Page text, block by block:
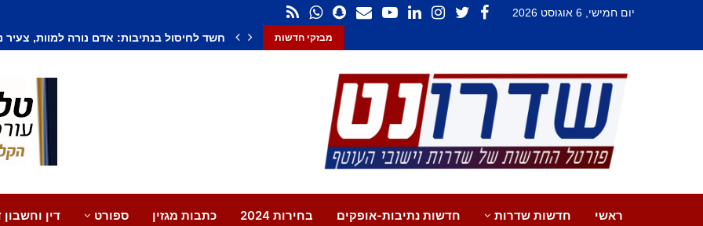
יום חמישי, 6 אוגוסט 2026
מבזקי חדשות חשד לחיסול בנתיבות: אדם נורה למוות, צעיר
ראשי חדשות שדרות חדשות נתיבות-אופקים בחירות 2024 כתבות מגזין ספורט דין וחשבון